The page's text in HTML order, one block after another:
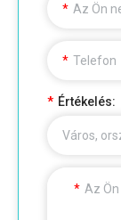
Az Ön
Telefon
Értékelés:
Város,
Az